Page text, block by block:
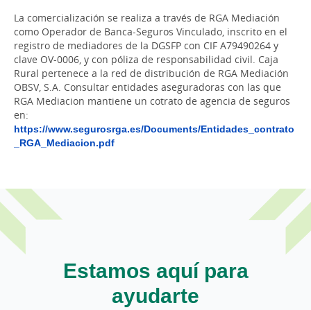
La comercialización se realiza a través de RGA Mediación
como Operador de Banca-Seguros Vinculado, inscrito en el
registro de mediadores de la DGSFP con CIF A79490264 y
clave OV-0006, y con póliza de responsabilidad civil. Caja
Rural pertenece a la red de distribución de RGA Mediación
OBSV, S.A. Consultar entidades aseguradoras con las que
RGA Mediacion mantiene un cotrato de agencia de seguros
en:
https://www.segurosrga.es/Documents/Entidades_contrato
_RGA_Mediacion.pdf
Estamos aquí para
ayudarte